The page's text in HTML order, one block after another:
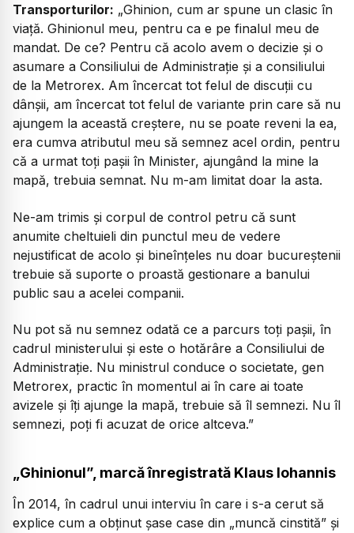
Transporturilor: „Ghinion, cum ar spune un clasic în
viață. Ghinionul meu, pentru ca e pe finalul meu de
mandat. De ce? Pentru că acolo avem o decizie și o
asumare a Consiliului de Administrație și a consiliului
de la Metrorex. Am încercat tot felul de discuții cu
dânșii, am încercat tot felul de variante prin care să nu
ajungem la această creștere, nu se poate reveni la ea,
era cumva atributul meu să semnez acel ordin, pentru
că a urmat toți pașii în Minister, ajungând la mine la
mapă, trebuia semnat. Nu m-am limitat doar la asta.
Ne-am trimis și corpul de control petru că sunt
anumite cheltuieli din punctul meu de vedere
nejustificat de acolo și bineînțeles nu doar bucureștenii
trebuie să suporte o proastă gestionare a banului
public sau a acelei companii.
Nu pot să nu semnez odată ce a parcurs toți pașii, în
cadrul ministerului și este o hotărâre a Consiliului de
Administrație. Nu ministrul conduce o societate, gen
Metrorex, practic în momentul ai în care ai toate
avizele și îți ajunge la mapă, trebuie să îl semnezi. Nu îl
semnezi, poți fi acuzat de orice altceva.”
„Ghinionul”, marcă înregistrată Klaus Iohannis
În 2014, în cadrul unui interviu în care i s-a cerut să
explice cum a obținut șase case din „muncă cinstită” și